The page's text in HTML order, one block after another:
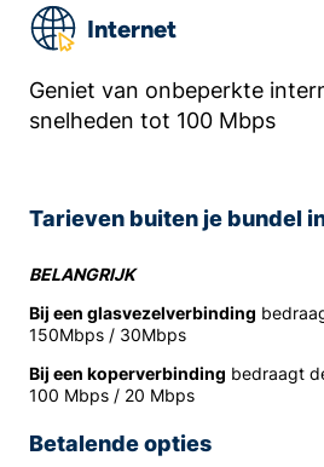
Internet
Geniet van onbeperkte
snelheden tot 100 Mbps
Tarieven buiten je bundel
BELANGRIJK
Bij een glasvezelverbinding
150Mbps / 30Mbps
Bij een koperverbinding bedraagt
100 Mbps / 20 Mbps
Betalende opties